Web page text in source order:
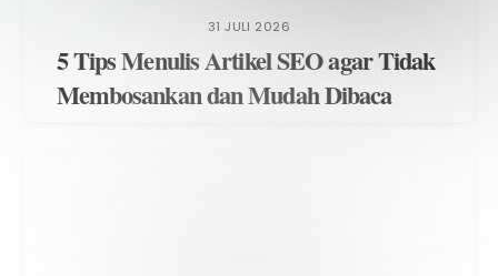
31 JULI 2026
5 Tips Menulis Artikel SEO agar Tidak
Membosankan dan Mudah Dibaca